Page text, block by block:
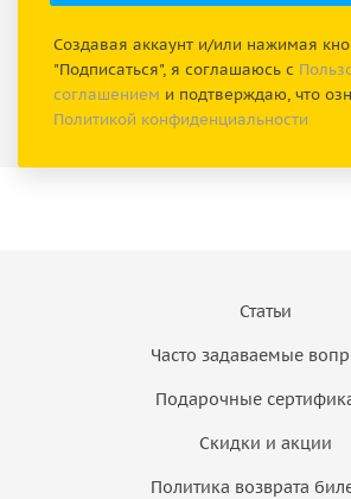
Создавая аккаунт и/или нажимая
"Подписаться", я соглашаюсь с
соглашением и подтверждаю, что
Политикой конфиденциальности
Статьи
Часто задаваемые
Подарочные
Скидки и акции
Политика возврата